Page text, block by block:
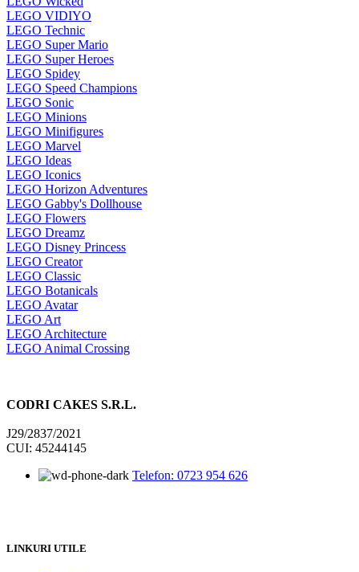
LEGO VIDIYO
LEGO Technic
LEGO Super Mario
LEGO Super Heroes
LEGO Spidey
LEGO Speed Champions
LEGO Sonic
LEGO Minions
LEGO Minifigures
LEGO Marvel
LEGO Ideas
LEGO Iconics
LEGO Horizon Adventures
LEGO Gabby's Dollhouse
LEGO Flowers
LEGO Dreamz
LEGO Disney Princess
LEGO Creator
LEGO Classic
LEGO Botanicals
LEGO Avatar
LEGO Art
LEGO Architecture
LEGO Animal Crossing
CODRI CAKES S.R.L.
J29/2837/2021
CUI: 45244145
Telefon: 0723 954 626
LINKURI UTILE